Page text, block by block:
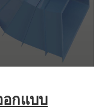
อกแบบ